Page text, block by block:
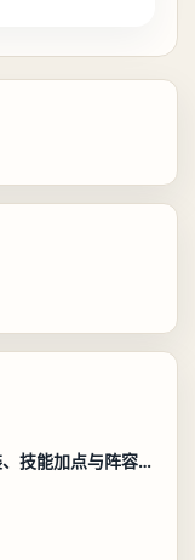
异环白藏养成攻略，毕业配装、技能加点与阵容搭配保姆级解析